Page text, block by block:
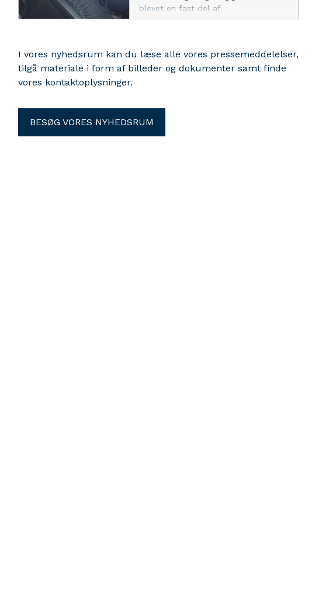
blevet en fast del af
festivaloplevelsen. Det gælder bl.a.
Med udgangspunkt i de seneste data
har Elgiganten samlet en række af
I vores nyhedsrum kan du læse alle vores pressemeddelelser,
tilgå materiale i form af billeder og dokumenter samt finde
vores kontaktoplysninger.
BESØG VORES NYHEDSRUM